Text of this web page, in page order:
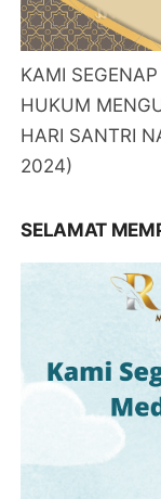
KAMI
HUKUM
HARI SANTRI
2024)
SELAMAT